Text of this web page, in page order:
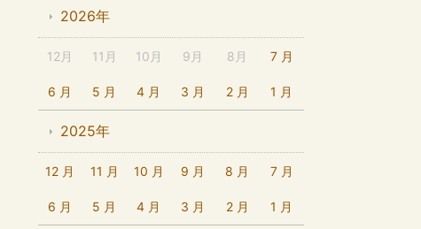
2026年
12月 11月 10月 9月 8月 7 月
6 月 5 月 4 月 3 月 2 月 1 月
2025年
12 月 11 月 10 月 9 月 8 月 7 月
6 月 5 月 4 月 3 月 2 月 1 月